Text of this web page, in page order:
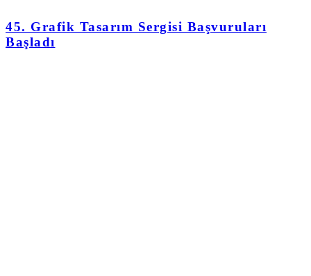
45. Grafik Tasarım Sergisi Başvuruları
Başladı